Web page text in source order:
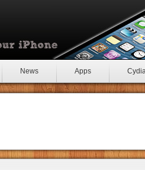
News Apps